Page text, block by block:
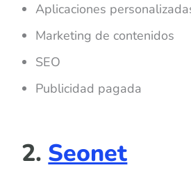
Aplicaciones
Marketing de contenidos
SEO
Publicidad pagada
2. Seonet